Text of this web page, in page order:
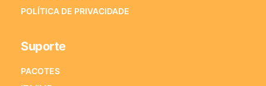
POLÍTICA DE PRIVACIDADE
Suporte
PACOTES